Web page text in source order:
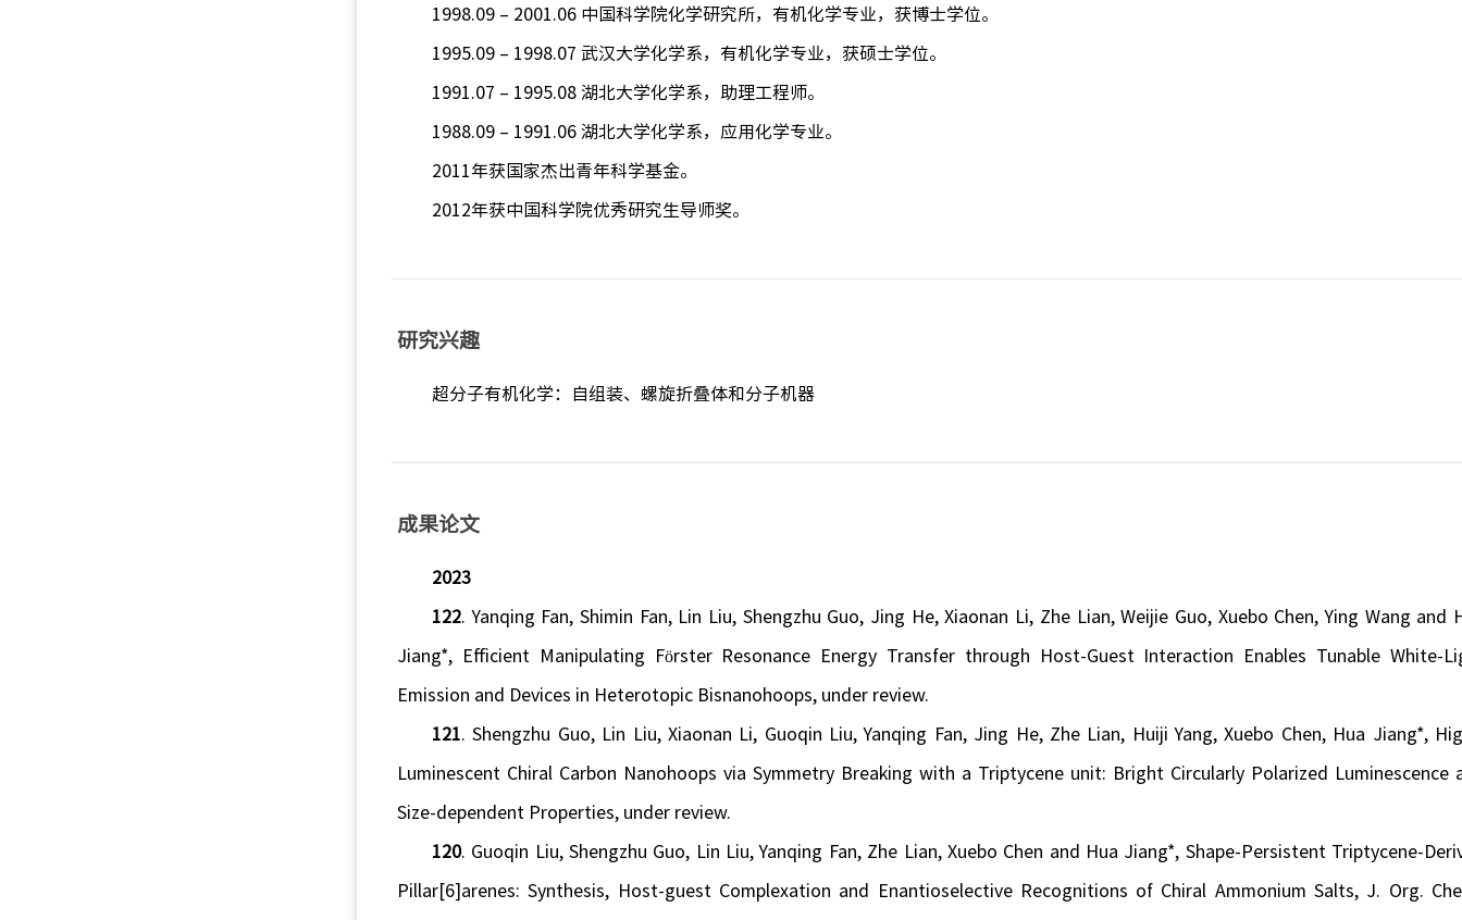
1998.09 – 2001.06 中国科学院化学研究所，有机化学专业，获博士学位。
1995.09 – 1998.07 武汉大学化学系，有机化学专业，获硕士学位。
1991.07 – 1995.08 湖北大学化学系，助理工程师。
1988.09 – 1991.06 湖北大学化学系，应用化学专业。
2011年获国家杰出青年科学基金。
2012年获中国科学院优秀研究生导师奖。
研究兴趣
超分子有机化学：自组装、螺旋折叠体和分子机器
成果论文
2023
122 . Yanqing Fan, Shimin Fan, Lin Liu, Shengzhu Guo, Jing He, Xiaonan Li, Zhe Lian, Weijie Guo, Xuebo Chen, Ying Wang and
Jiang*, Efficient Manipulating Fӧrster Resonance Energy Transfer through Host-Guest Interaction Enables Tunable White-
Emission and Devices in Heterotopic Bisnanohoops, under review.
121 Shengzhu Guo, Lin Liu, Xiaonan Li, Guoqin Liu, Yanqing Fan, Jing He, Zhe Lian, Huiji Yang, Xuebo Chen, Hua Jiang*,
Luminescent Chiral Carbon Nanohoops via Symmetry Breaking with a Triptycene unit: Bright Circularly Polarized Luminescence
Size-dependent Properties, under review.
120. Guoqin Liu, Shengzhu Guo, Lin Liu, Yanqing Fan, Zhe Lian, Xuebo Chen and Hua Jiang*, Shape-Persistent Triptycene-
Pillar[6]arenes: Synthesis, Host-guest Complexation and Enantioselective Recognitions of Chiral Ammonium Salts, J. Org.